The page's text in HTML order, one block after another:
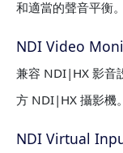
和適當的聲音平衡。
NDI Video
兼容 NDI|HX 影音
方 NDI|HX 攝影機。
NDI Virtual